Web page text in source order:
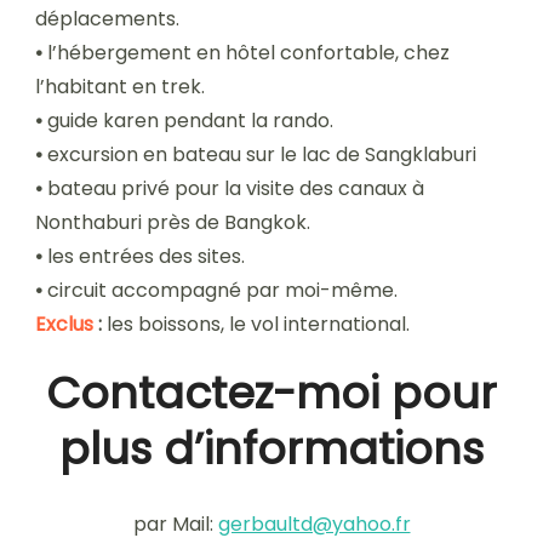
déplacements.
• l’hébergement en hôtel confortable, chez
l’habitant en trek.
•guide karen pendant la rando.
•excursion en bateau sur le lac de Sangklaburi
• bateau privé pour la visite des canaux à
Nonthaburi près de Bangkok.
• les entrées des sites.
•circuit accompagné par moi-même.
Exclus: les boissons, le vol international.
Contactez-moi pour
plus d’informations
par Mail: gerbaultd@yahoo.fr